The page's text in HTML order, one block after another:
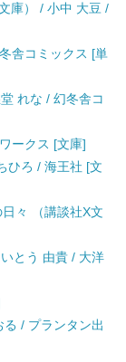
庫） / 小中 大豆 /
舎コミックス [単
れな / 幻冬舎コ
ークス [文庫]
ひろ / 海王社 [文
々 （講談社X文
とう 由貴 / 大洋
/ プランタン出